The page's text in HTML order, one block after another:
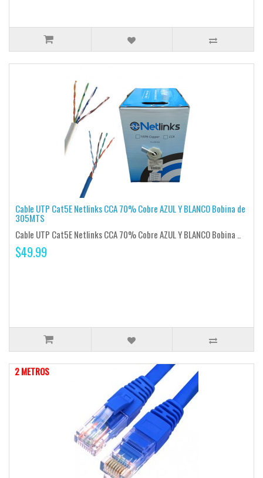
Cable UTP Cat5E Netlinks CCA 70% Cobre AZUL Y BLANCO Bobina de
305MTS
Cable UTP Cat5E Netlinks CCA 70% Cobre AZUL Y BLANCO Bobina ..
$49.99
2 METROS